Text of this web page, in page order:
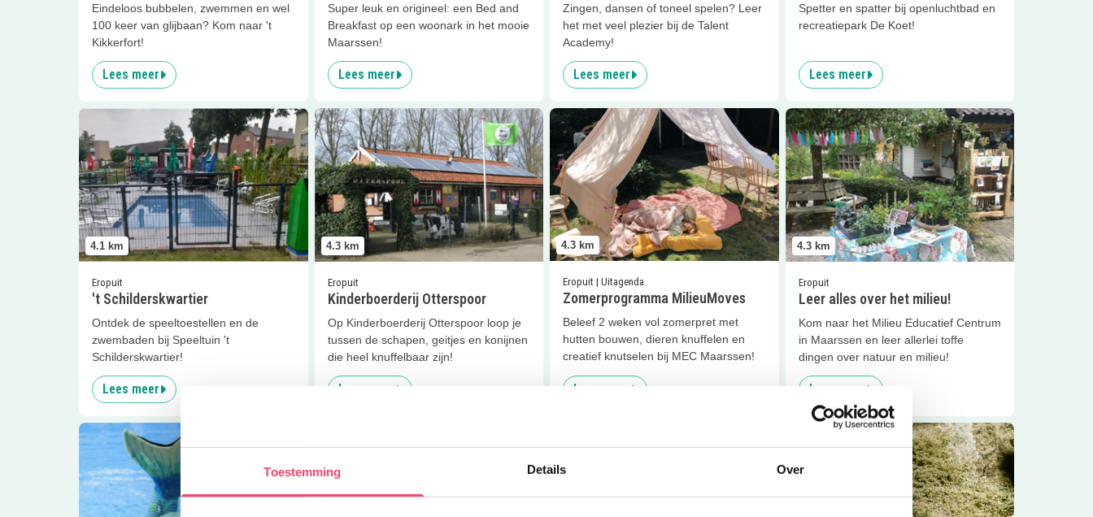
Toestemming Details Over
Eindeloos bubbelen, zwemmen en wel
100 keer van glijbaan? Kom naar 't
Kikkerfort!
Lees meer
Super leuk en origineel: een Bed and
Breakfast op een woonark in het mooie
Maarssen!
Lees meer
Zingen, dansen of toneel spelen? Leer
het met veel plezier bij de Talent
Academy!
Lees meer
Spetter en spatter bij openluchtbad en
recreatiepark De Koet!
Lees meer
4.1 km
Eropuit
't Schilderskwartier
Ontdek de speeltoestellen en de
zwembaden bij Speeltuin 't
Schilderskwartier!
Lees meer
Lees meer 't Schilderskwartier
4.3 km
Eropuit
Kinderboerderij Otterspoor
Op Kinderboerderij Otterspoor loop je
tussen de schapen, geitjes en konijnen
die heel knuffelbaar zijn!
Lees meer
Lees meer Kinderboerderij Otterspoor
4.3 km
Eropuit | Uitagenda
Zomerprogramma MilieuMoves
Beleef 2 weken vol zomerpret met
hutten bouwen, dieren knuffelen en
creatief knutselen bij MEC Maarssen!
Lees meer
Lees meer Zomerprogramma MilieuMoves
4.3 km
Eropuit
Leer alles over het milieu!
Kom naar het Milieu Educatief Centrum
in Maarssen en leer allerlei toffe
dingen over natuur en milieu!
Lees meer
Lees meer Leer alles over het milieu!
Lees meer Zwemmen als een zeemeermin Lees meer Vogelvoederhuisje maken
Sluiten